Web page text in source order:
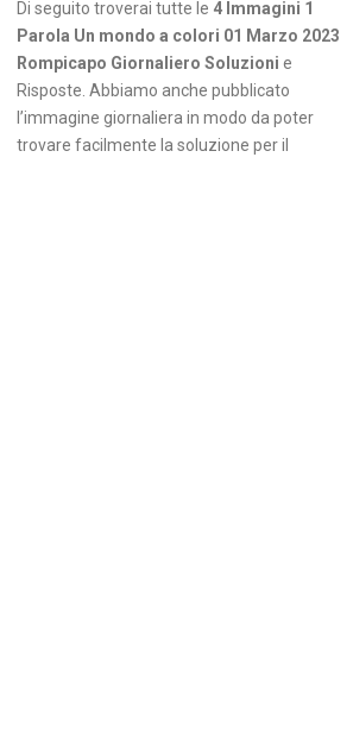
Di seguito troverai tutte le 4 Immagini 1
Parola Un mondo a colori 01 Marzo 2023
Rompicapo Giornaliero Soluzioni e
Risposte. Abbiamo anche pubblicato
l’immagine giornaliera in modo da poter
trovare facilmente la soluzione per il